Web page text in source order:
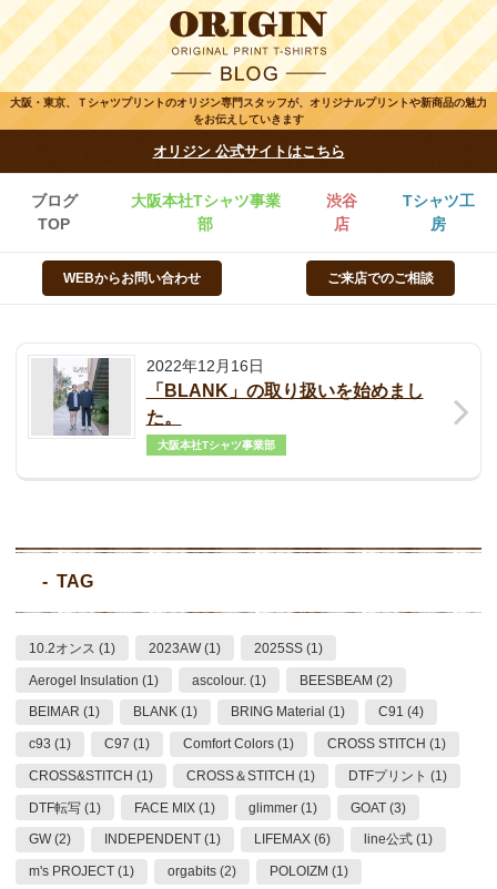
大阪・東京、Ｔシャツプリントのオリジン専門スタッフが、オリジナルプリントや新商品の魅力
をお伝えしていきます
オリジン 公式サイトはこちら
ブログ
TOP
大阪本社Tシャツ事業
部
渋谷
店
Tシャツ工
房
WEBからお問い合わせ ご来店でのご相談
2022年12月16日
「BLANK」の取り扱いを始めまし
た。
大阪本社Tシャツ事業部
TAG
10.2オンス (1) 2023AW (1) 2025SS (1)
Aerogel Insulation (1) ascolour. (1) BEESBEAM (2)
BEIMAR (1) BLANK (1) BRING Material (1) C91 (4)
c93 (1) C97 (1) Comfort Colors (1) CROSS STITCH (1)
CROSS&STITCH (1) CROSS＆STITCH (1) DTFプリント (1)
DTF転写 (1) FACE MIX (1) glimmer (1) GOAT (3)
GW (2) INDEPENDENT (1) LIFEMAX (6) line公式 (1)
m's PROJECT (1) orgabits (2) POLOIZM (1)